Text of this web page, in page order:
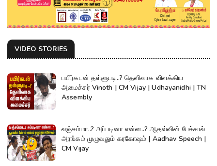
VIDEO STORIES
பயிர்கடன் தள்ளுபடி..? தெளிவாக விளக்கிய
அமைச்சர் Vinoth | CM Vijay | Udhayanidhi | TN
Assembly
லஞ்சம்மா..? அப்படினா என்ன..? ஆதவ்வின் பேச்சால்
அரங்கம் முழுவதும் கரகோஷம் | Aadhav Speech |
CM Vijay